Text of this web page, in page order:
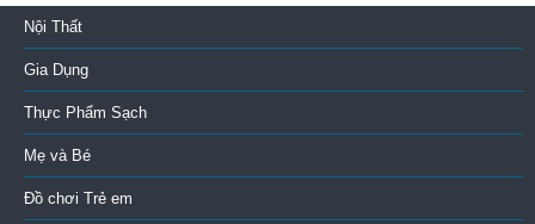
Nội Thất
Gia Dụng
Thực Phẩm Sạch
Mẹ và Bé
Đồ chơi Trẻ em